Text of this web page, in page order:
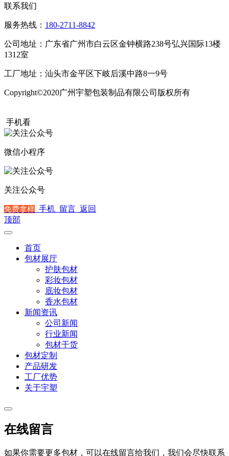
联系我们
服务热线： 180-2711-8842
公司地址：广东省广州市白云区金钟横路238号弘兴国际13楼
1312室
工厂地址：汕头市金平区下岐后溪中路8一9号
Copyright©2020广州宇塑包装制品有限公司版权所有
手机看
微信小程序
关注公众号
免费拿样 手机 留言 返回
顶部
首页
包材展厅
护肤包材
彩妆包材
底妆包材
香水包材
新闻资讯
公司新闻
行业新闻
包材干货
包材定制
产品研发
工厂优势
关于宇塑
在线留言
如果你需要更多包材，可以在线留言给我们，我们会尽快联系